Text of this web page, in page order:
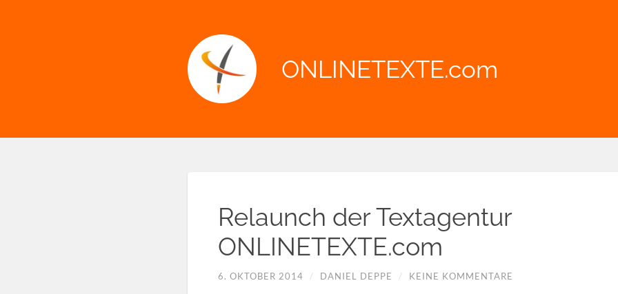
ONLINETEXTE.com
Relaunch der Textagentur
ONLINETEXTE.com
6. OKTOBER 2014 / DANIEL DEPPE / KEINE KOMMENTARE